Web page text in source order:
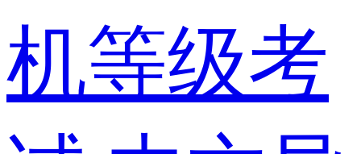
机等级考